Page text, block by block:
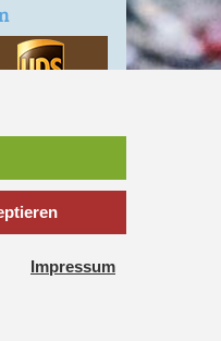
Versandkosten
Impressum